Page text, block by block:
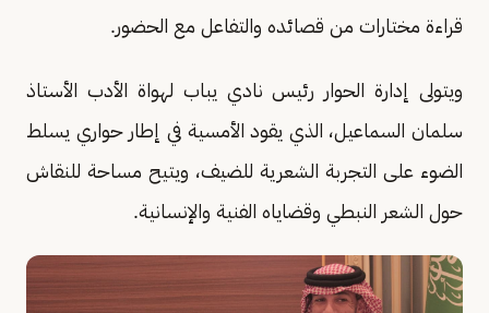
قراءة مختارات من قصائده والتفاعل مع الحضور.
ويتولى إدارة الحوار رئيس نادي يباب لهواة الأدب الأستاذ
سلمان السماعيل، الذي يقود الأمسية في إطار حواري يسلط
الضوء على التجربة الشعرية للضيف، ويتيح مساحة للنقاش
حول الشعر النبطي وقضاياه الفنية والإنسانية.